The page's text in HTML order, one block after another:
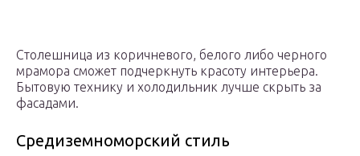
Столешница из коричневого, белого либо черного
мрамора сможет подчеркнуть красоту интерьера.
Бытовую технику и холодильник лучше скрыть за
фасадами.
Средиземноморский стиль